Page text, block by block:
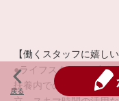
【働くスタッフに嬉しい
●ライフスタイルに合
扶養内での勤務、正社
戻る